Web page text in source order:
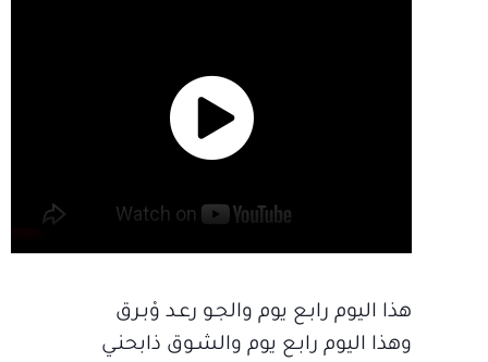
هذا اليوم رابـع يوم والجـو رعـد وْبـرق
وهذا اليوم رابـع يوم والشـوق ذابحنـي